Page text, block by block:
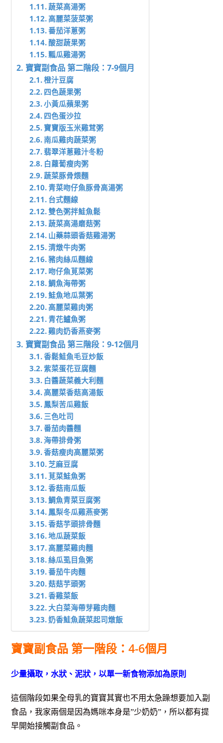
蔬菜高湯粥
高麗菜菠菜粥
番茄洋蔥粥
酸甜蔬果粥
瓢瓜雞湯粥
寶寶副食品 第二階段：7-9個月
橙汁豆腐
四色蔬果粥
小黃瓜蘋果粥
四色蛋沙拉
寶寶版玉米雞茸粥
南瓜雞肉蔬菜粥
翡翠洋蔥雞汁冬粉
白蘿蔔瘦肉粥
蔬菜豚骨煨麵
青菜吻仔魚豚骨高湯粥
台式麵線
雙色粥拌鮭魚鬆
蔬菜高湯磨菇粥
山藥蒜頭香菇雞湯粥
清燉牛肉粥
豬肉絲瓜麵線
吻仔魚莧菜粥
鯛魚海帶粥
鮭魚地瓜葉粥
高麗菜雞肉粥
青花鱸魚粥
雞肉奶香燕麥粥
寶寶副食品 第三階段：9-12個月
香鬆鮭魚毛豆炒飯
紫菜蛋花豆腐麵
白醬蔬菜義大利麵
高麗菜香菇高湯飯
鳳梨苦瓜雞飯
三色吐司
番茄肉醬麵
海帶排骨粥
香菇瘦肉高麗菜粥
芝麻豆腐
莧菜鮭魚粥
香菇南瓜飯
鯛魚青菜豆腐粥
鳳梨冬瓜雞燕麥粥
香菇芋頭排骨麵
地瓜蔬菜飯
高麗菜雞肉麵
絲瓜虱目魚粥
番茄牛肉麵
菇菇芋頭粥
香雞菜飯
大白菜海帶芽雞肉麵
奶香鮭魚蔬菜起司燉飯
寶寶副食品 第一階段：4-6個月
少量攝取，水狀、泥狀，以單一新食物添加為原則
這個階段如果全母乳的寶寶其實也不用太急躁想要加入副
食品，我家兩個是因為媽咪本身是”少奶奶”，所以都有提
早開始接觸副食品。